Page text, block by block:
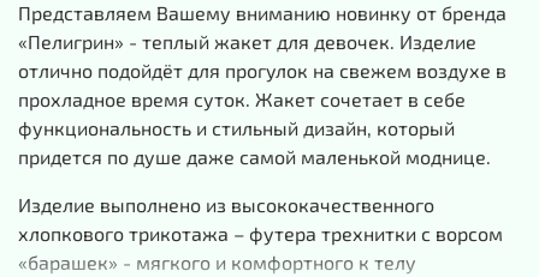
Представляем Вашему вниманию новинку от бренда
«Пелигрин» - теплый жакет для девочек. Изделие
отлично подойдёт для прогулок на свежем воздухе в
прохладное время суток. Жакет сочетает в себе
функциональность и стильный дизайн, который
придется по душе даже самой маленькой моднице.
Изделие выполнено из высококачественного
хлопкового трикотажа – футера трехнитки с ворсом
«барашек» - мягкого и комфортного к телу